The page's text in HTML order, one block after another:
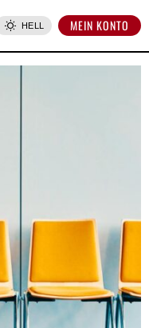
HELL MEIN KONTO